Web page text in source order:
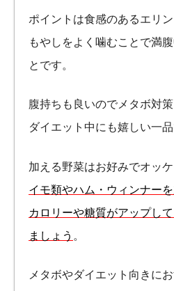
ポイントは食感のあるエリン
もやしをよく噛むことで満
とです。
腹持ちも良いのでメタボ対策
ダイエット中にも嬉しい一品
加える野菜はお好みでオッケ
イモ類やハム・ウィンナーを
カロリーや糖質がアップし
ましょう 。
メタボやダイエット向きにお